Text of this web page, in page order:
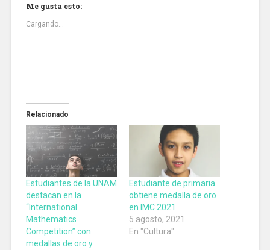
Me gusta esto:
Cargando...
Relacionado
Estudiantes de la UNAM
destacan en la
“International
Mathematics
Competition” con
medallas de oro y
Estudiante de primaria
obtiene medalla de oro
en IMC 2021
5 agosto, 2021
En "Cultura"